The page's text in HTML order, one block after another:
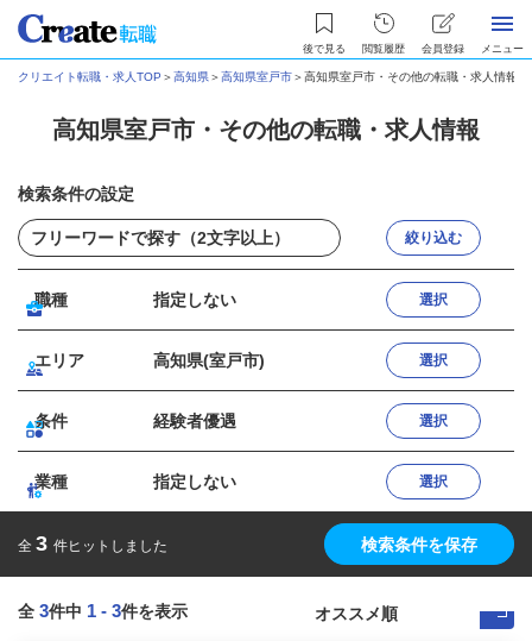
後で見る 閲覧履歴 会員登録 メニュー
クリエイト転職・求人TOP ＞高知県＞高知県室戸市＞高知県室戸市・その他の転職・求人情報
高知県室戸市・その他の転職・求人情報
検索条件の設定
絞り込む
職種 指定しない 選択
エリア 高知県(室戸市) 選択
条件 経験者優遇 選択
業種 指定しない 選択
全 3 件ヒットしました 検索条件を保存
全 3件中 1 - 3件を表示